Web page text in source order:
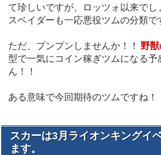
て珍しいですが、ロッツォ以来で
スベイダーも一応悪役ツムの分類で
ただ、プンプンしませんか！！ 野獣
型で一気にコイン稼ぎツムになる予
ん！！
ある意味で今回期待のツムですね！
スカーは3月ライオンキングイ
ます。